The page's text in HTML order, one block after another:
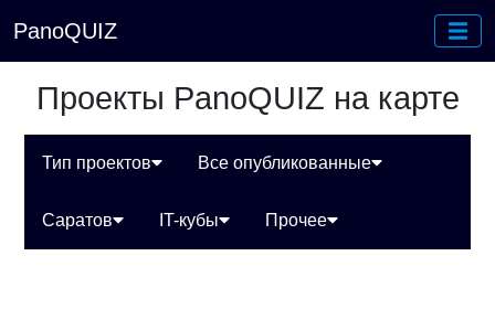
PanoQUIZ
Проекты PanoQUIZ на карте
Тип проектов Все опубликованные
Саратов IT-кубы Прочее